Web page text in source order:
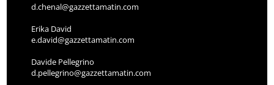
d.chenal@gazzettamatin.com
Erika David
e.david@gazzettamatin.com
Davide Pellegrino
d.pellegrino@gazzettamatin.com